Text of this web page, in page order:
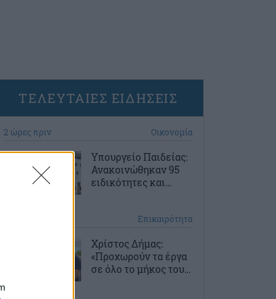
ΤΕΛΕΥΤΑΙΕΣ ΕΙΔΗΣΕΙΣ
2 ώρες πριν Οικονομία
Υπουργείο Παιδείας:
Ανακοινώθηκαν 95
ειδικότητες και...
Επικαιρότητα
Χρίστος Δήμας:
«Προχωρούν τα έργα
σε όλο το μήκος του...